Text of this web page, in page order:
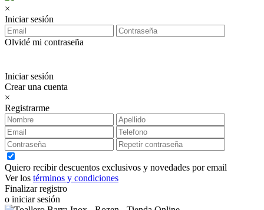
×
Iniciar sesión
Olvidé mi contraseña
Iniciar sesión
Crear una cuenta
×
Registrarme
Quiero recibir descuentos exclusivos y novedades por email
Ver los términos y condiciones
Finalizar registro
o iniciar sesión